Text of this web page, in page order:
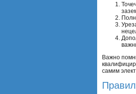
Важно
самим